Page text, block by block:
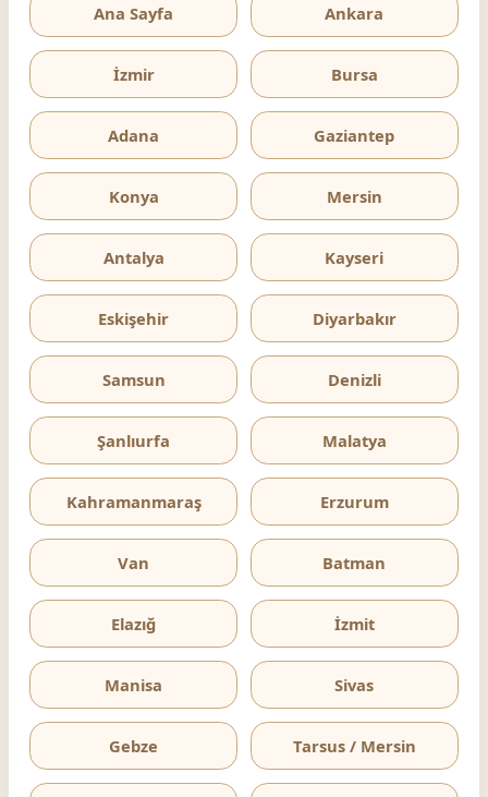
Ana Sayfa Ankara
İzmir Bursa
Adana Gaziantep
Konya Mersin
Antalya Kayseri
Eskişehir Diyarbakır
Samsun Denizli
Şanlıurfa Malatya
Kahramanmaraş Erzurum
Van Batman
Elazığ İzmit
Manisa Sivas
Gebze Tarsus / Mersin